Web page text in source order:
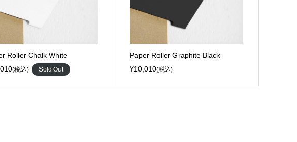
Roller Chalk White
(税込) Sold Out
Paper Roller Graphite Black
¥10,010(税込)